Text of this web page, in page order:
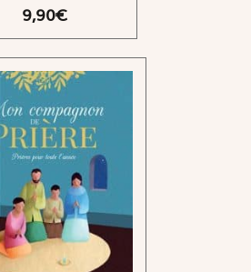
9,90€